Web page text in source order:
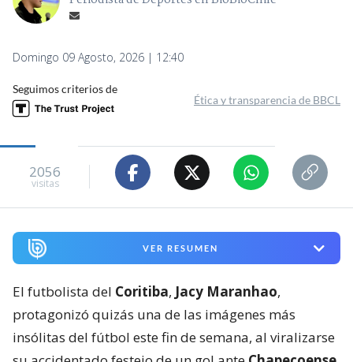
Domingo 09 Agosto, 2026 | 12:40
Seguimos criterios de
Ética y transparencia de BBCL
2056
visitas
VER RESUMEN
El futbolista del Coritiba, Jacy Maranhao,
protagonizó quizás una de las imágenes más
insólitas del fútbol este fin de semana, al viralizarse